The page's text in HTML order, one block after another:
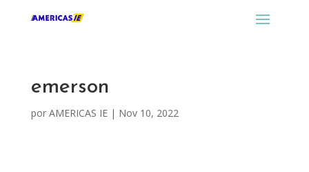
emerson
por AMERICAS IE| Nov 10, 2022